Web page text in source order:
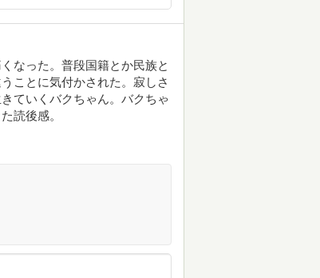
なった。普段国籍とか民族と
ことに気付かされた。寂しさ
ていくバクちゃん。バクちゃ
読後感。